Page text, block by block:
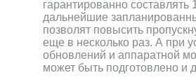
гарантированно составлять
дальнейшие
позволят повысить
еще в несколько раз. А при
обновлений и аппаратной
может быть подготовлено и